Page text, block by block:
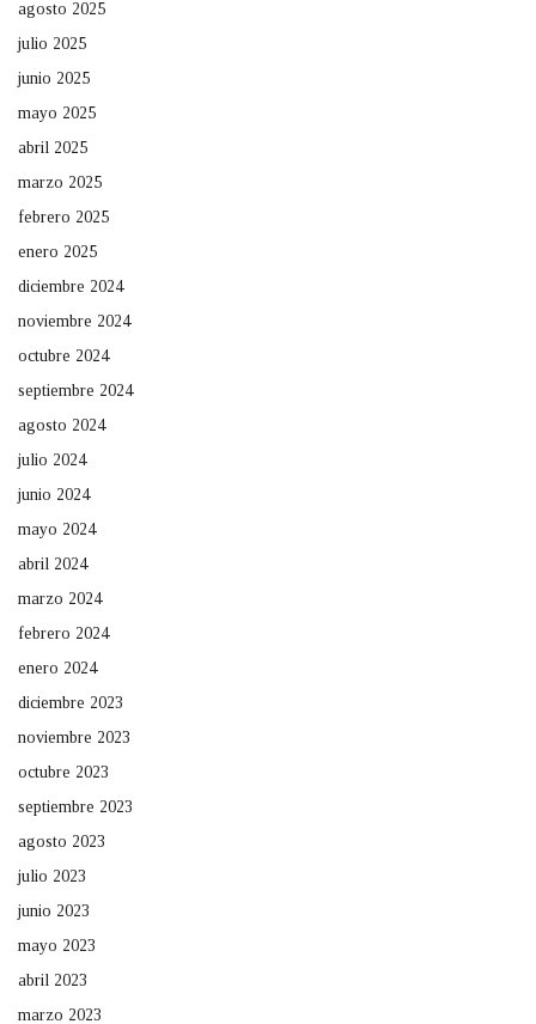
agosto 2025
julio 2025
junio 2025
mayo 2025
abril 2025
marzo 2025
febrero 2025
enero 2025
diciembre 2024
noviembre 2024
octubre 2024
septiembre 2024
agosto 2024
julio 2024
junio 2024
mayo 2024
abril 2024
marzo 2024
febrero 2024
enero 2024
diciembre 2023
noviembre 2023
octubre 2023
septiembre 2023
agosto 2023
julio 2023
junio 2023
mayo 2023
abril 2023
marzo 2023